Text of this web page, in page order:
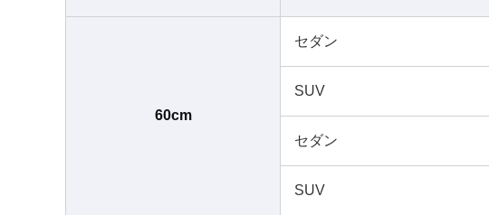
60cm
セダン
SUV
セダン
SUV